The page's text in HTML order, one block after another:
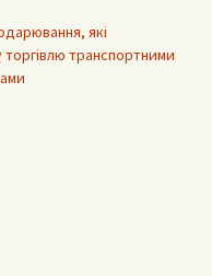
які
транспортними